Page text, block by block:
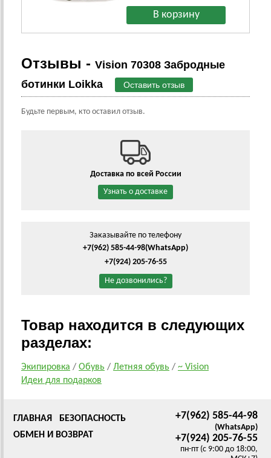
Отзывы - Vision 70308 Забродные
ботинки Loikka
Оставить отзыв
Будьте первым, кто оставил отзыв.
Доставка по всей России
Узнать о доставке
Заказывайте по телефону
+7(962) 585-44-98(WhatsApp)
+7(924) 205-76-55
Не дозвонились?
Товар находится в следующих
разделах:
Экипировка / Обувь / Летняя обувь / ~ Vision
Идеи для подарков
+7(962) 585-44-98
(WhatsApp)
+7(924) 205-76-55
пн-пт (с 9:00 до 18:00,
ГЛАВНАЯ
БЕЗОПАСНОСТЬ
ОБМЕН И ВОЗВРАТ